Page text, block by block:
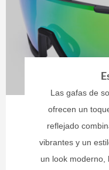
Las gafas de
ofrecen un
reflejado
vibrantes y un
un look moderno,